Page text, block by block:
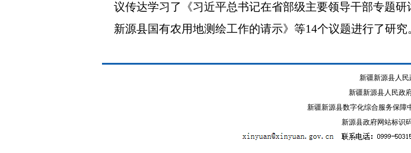
议传达学习了《习近平总书记在省部级主要领导干部专题
新源县国有农用地测绘工作的请示》等14个议题进行了研究
新疆新源县人民
新疆新源县人民政
新疆新源县数字化综合服务保障
新源县政府网站标识